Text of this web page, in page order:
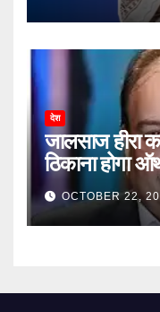
देश
जालसाज हीरा
ठिकाना होगा
12OCTOBER 22,